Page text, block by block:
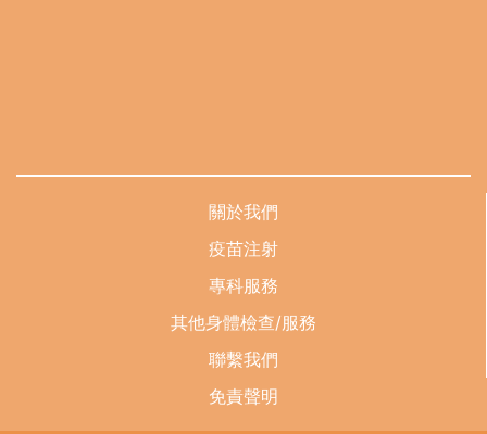
關於我們
疫苗注射
專科服務
其他身體檢查/服務
聯繫我們
免責聲明